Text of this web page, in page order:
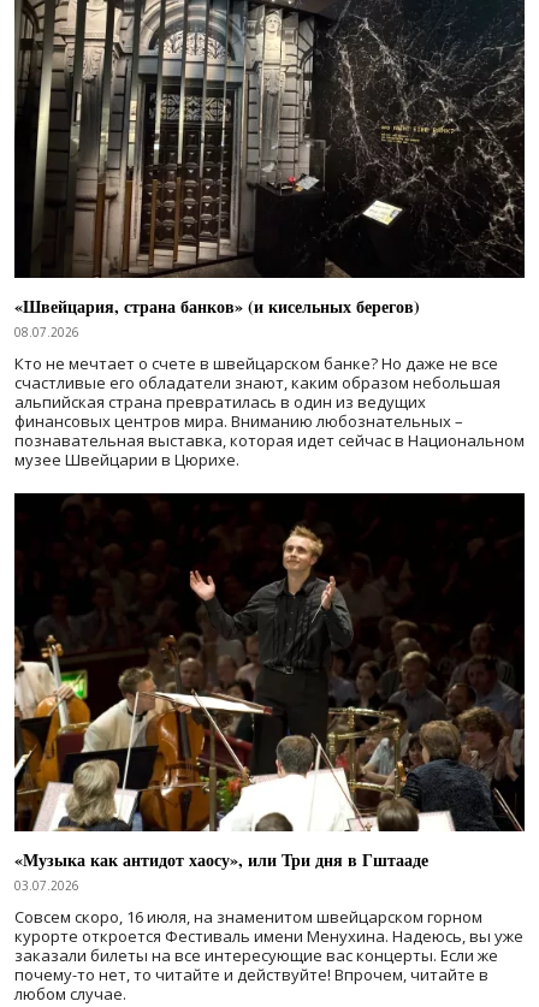
«Швейцария, страна банков» (и кисельных берегов)
08.07.2026
Кто не мечтает о счете в швейцарском банке? Но даже не все
счастливые его обладатели знают, каким образом небольшая
альпийская страна превратилась в один из ведущих
финансовых центров мира. Вниманию любознательных –
познавательная выставка, которая идет сейчас в Национальном
музее Швейцарии в Цюрихе.
«Музыка как антидот хаосу», или Три дня в Гштааде
03.07.2026
Совсем скоро, 16 июля, на знаменитом швейцарском горном
курорте откроется Фестиваль имени Менухина. Надеюсь, вы уже
заказали билеты на все интересующие вас концерты. Если же
почему-то нет, то читайте и действуйте! Впрочем, читайте в
любом случае.